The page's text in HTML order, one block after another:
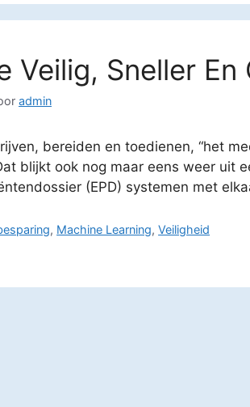
Veilig, Sneller En
admin
bereiden en toedienen, “het
blijkt ook nog maar eens weer uit
(EPD) systemen met
, Machine Learning,Veiligheid